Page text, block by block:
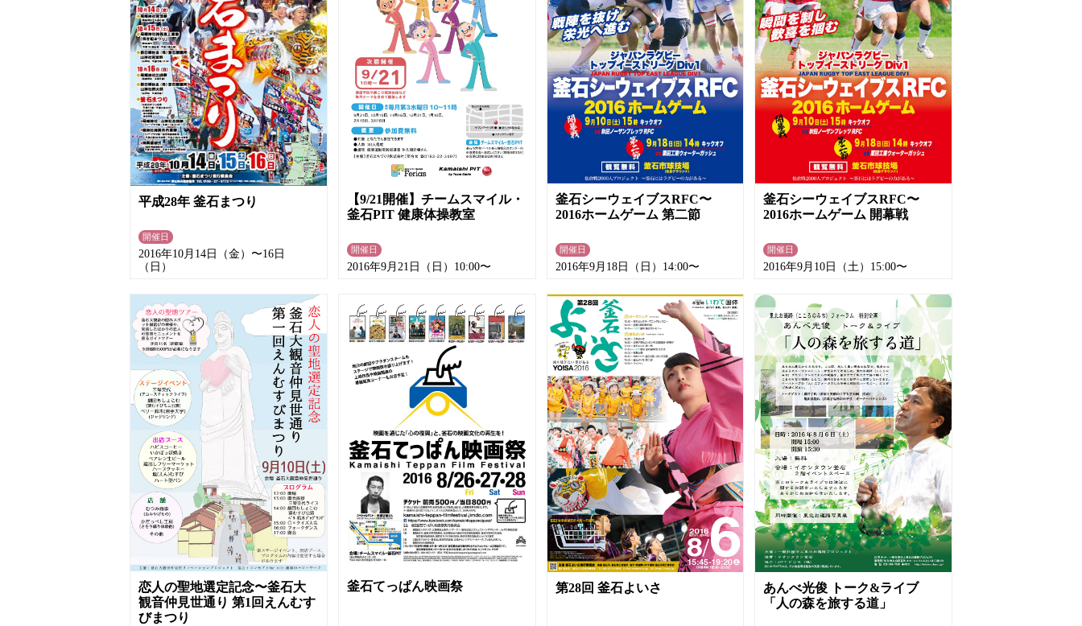
平成28年 釜石まつり
開催日
2016年10月14日（金）〜16日
（日）
【9/21開催】チームスマイル・
釜石PIT 健康体操教室
開催日
2016年9月21日（日）10:00〜
釜石シーウェイブスRFC〜
2016ホームゲーム 第二節
開催日
2016年9月18日（日）14:00〜
釜石シーウェイブスRFC〜
2016ホームゲーム 開幕戦
開催日
2016年9月10日（土）15:00〜
恋人の聖地選定記念〜釜石大
観音仲見世通り 第1回えんむす
びまつり
釜石てっぱん映画祭 第28回 釜石よいさ
あんべ光俊 トーク&ライブ
「人の森を旅する道」